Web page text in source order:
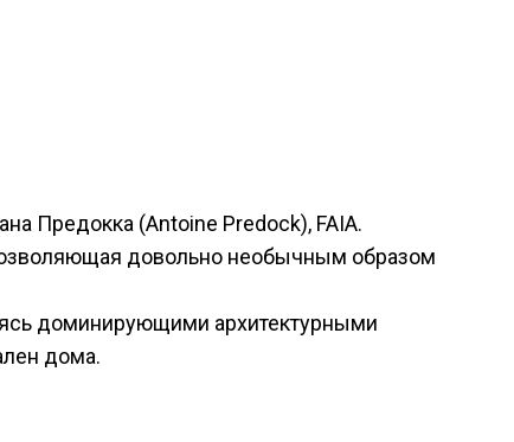
Предокка (Antoine Predock), FAIA.
довольно необычным образом
доминирующими архитектурными
дома.